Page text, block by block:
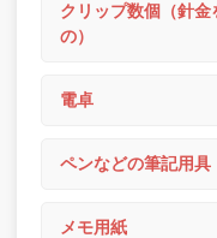
クリップ数個（針
の）
電卓
ペンなどの筆記用具
メモ用紙